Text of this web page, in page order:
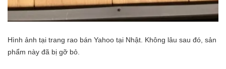
Hình ảnh tại trang rao bán Yahoo tại Nhật. Không lâu sau đó, sản
phẩm này đã bị gỡ bỏ.